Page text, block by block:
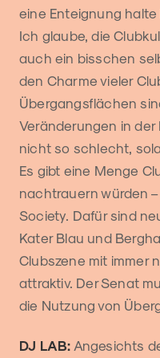
eine Enteignung
Ich glaube, die
auch ein bisschen
den Charme vieler
Übergangsflächen
Veränderungen in
nicht so schlecht,
Es gibt eine Menge
nachtrauern würden
Society. Dafür sind
Kater Blau und
Clubszene mit immer
attraktiv. Der Senat
die Nutzung von
DJ LAB: Angesichts